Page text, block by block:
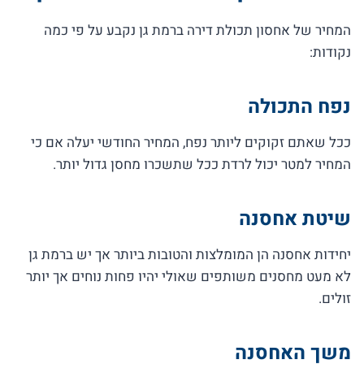
המחיר של אחסון תכולת דירה ברמת גן נקבע על פי כמה
נקודות:
נפח התכולה
ככל שאתם זקוקים ליותר נפח, המחיר החודשי יעלה אם כי
המחיר למטר יכול לרדת ככל שתשכרו מחסן גדול יותר.
שיטת אחסנה
יחידות אחסנה הן המומלצות והטובות ביותר אך יש ברמת גן
לא מעט מחסנים משותפים שאולי יהיו פחות נוחים אך יותר
זולים.
משך האחסנה